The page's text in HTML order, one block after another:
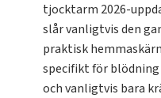
tjocktarm 2026-
slår vanligtvis den
praktisk
specifikt för
och vanligtvis bara